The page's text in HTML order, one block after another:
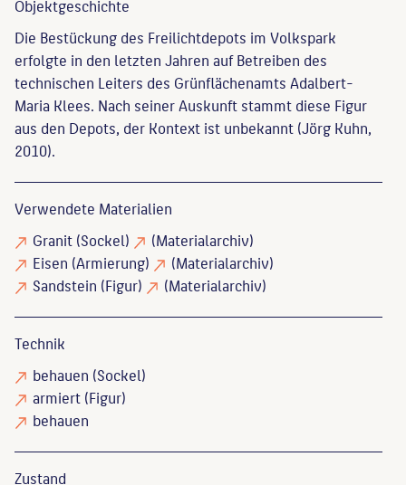
Objekt­geschichte
Die Bestückung des Freilichtdepots im Volkspark
erfolgte in den letzten Jahren auf Betreiben des
technischen Leiters des Grünflächenamts Adalbert-
Maria Klees. Nach seiner Auskunft stammt diese Figur
aus den Depots, der Kontext ist unbekannt (Jörg Kuhn,
2010).
Verwendete Materialien
Granit(Sockel)
(Materialarchiv)
Eisen (Armierung)
(Materialarchiv)
Sandstein (Figur) (Materialarchiv)
Technik
behauen (Sockel)
armiert(Figur)
behauen
Zustand